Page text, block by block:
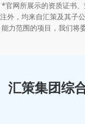
*官网所展示的资质证书
注外，均来自汇策及其子
能力范围的项目，我们将
汇策集团综